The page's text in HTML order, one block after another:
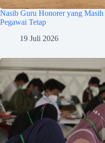
Nasib Guru Honorer yang
Pegawai Tetap
19 Juli 2026